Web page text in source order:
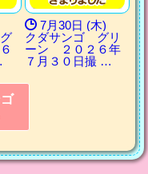
7月30日 (木)
クダサンゴ グリ
ーン ２０２６年
７月３０日撮 …